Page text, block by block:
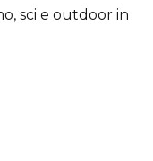
sci e outdoor in